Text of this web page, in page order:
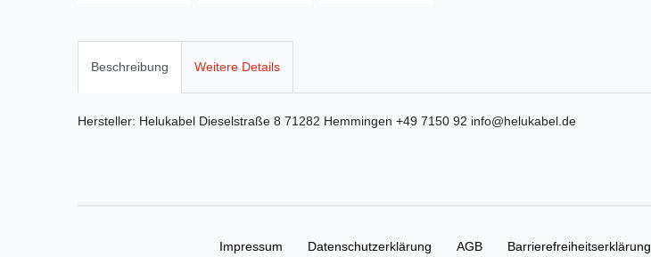
Beschreibung Weitere Details
Hersteller: Helukabel Dieselstraße 8 71282 Hemmingen +49 7150 92 info@helukabel.de
Impressum Daten­schutz­erklärung AGB Barrierefreiheitserklärung